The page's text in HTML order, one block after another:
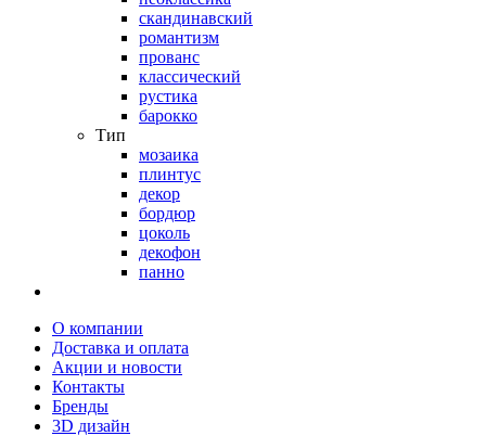
скандинавский
романтизм
прованс
классический
рустика
барокко
Тип
мозаика
плинтус
декор
бордюр
цоколь
декофон
панно
О компании
Доставка и оплата
Акции и новости
Контакты
Бренды
3D дизайн